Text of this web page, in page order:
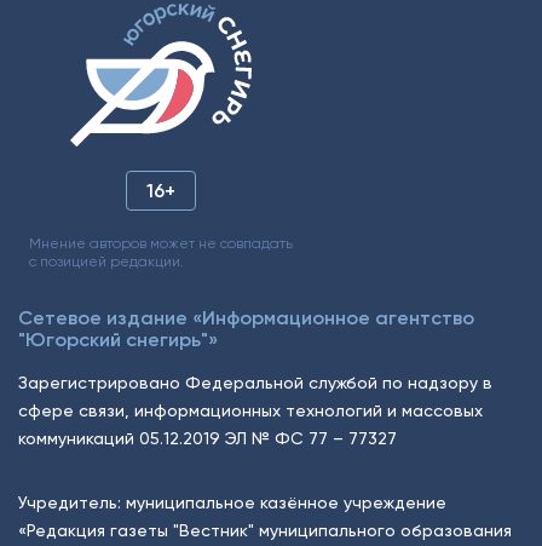
16+
Мнение авторов может не совпадать
с позицией редакции.
Сетевое издание «Информационное агентство
"Югорский снегирь"»
Зарегистрировано Федеральной службой по надзору в
сфере связи, информационных технологий и массовых
коммуникаций 05.12.2019 ЭЛ № ФС 77 – 77327
Учредитель: муниципальное казённое учреждение
«Редакция газеты "Вестник" муниципального образования